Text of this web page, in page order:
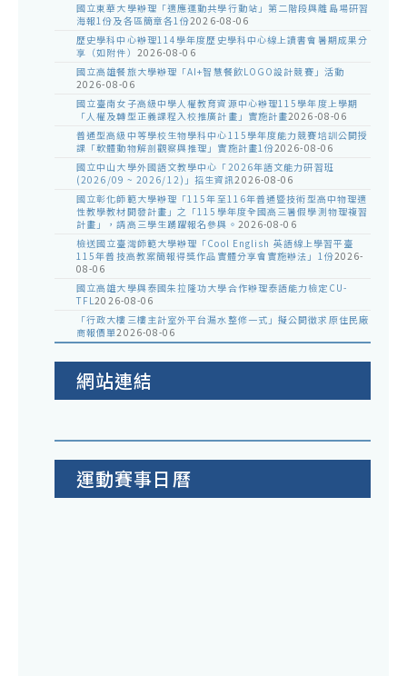
國立東華大學辦理「適應運動共學行動站」第二階段與離島場研習
海報1份及各區簡章各1份2026-08-06
歷史學科中心辦理114學年度歷史學科中心線上讀書會暑期成果分
享（如附件） 2026-08-06
國立高雄餐旅大學辦理「AI+智慧餐飲LOGO設計競賽」活動
2026-08-06
國立臺南女子高級中學人權教育資源中心辦理115學年度上學期
「人權及轉型正義課程入校推廣計畫」實施計畫2026-08-06
普通型高級中等學校生物學科中心115學年度能力競賽培訓公開授
課「軟體動物解剖觀察與推理」實施計畫1份2026-08-06
國立中山大學外國語文教學中心「2026年語文能力研習班
(2026/09 ~ 2026/12)」招生資訊2026-08-06
國立彰化師範大學辦理「115年至116年普通暨技術型高中物理適
性教學教材開發計畫」之「115學年度全國高三暑假學測物理複習
計畫」，請高三學生踴躍報名參與。 2026-08-06
檢送國立臺灣師範大學辦理「Cool English 英語線上學習平臺
115年普技高教案簡報得獎作品實體分享會實施辦法」1份2026-
08-06
國立高雄大學與泰國朱拉隆功大學合作辦理泰語能力檢定CU-
TFL2026-08-06
「行政大樓三樓主計室外平台漏水整修一式」擬公開徵求原住民廠
商報價單2026-08-06
網站連結
運動賽事日曆